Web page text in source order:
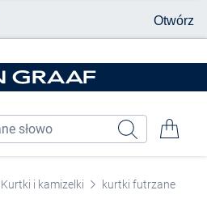
Kurtki i kamizelki kurtki futrzane
Otwórz